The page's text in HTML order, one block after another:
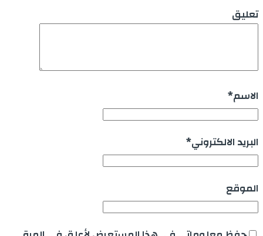
تعليق
الاسم*
البريد الالكتروني*
الموقع